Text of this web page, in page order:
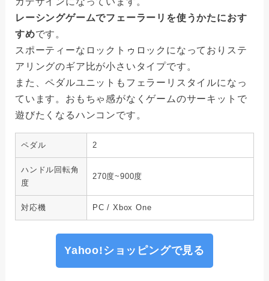
レーシングゲームでフェーラーリを使うかたにおす
すめです。
スポーティーなロックトゥロックになっておりステ
アリングのギア比が小さいタイプです。
また、ペダルユニットもフェラーリスタイルになっ
ています。おもちゃ感がなくゲームのサーキットで
遊びたくなるハンコンです。
ペダル 2
ハンドル回転角
度
270度~900度
対応機 PC / Xbox One
Yahoo!ショッピングで見る